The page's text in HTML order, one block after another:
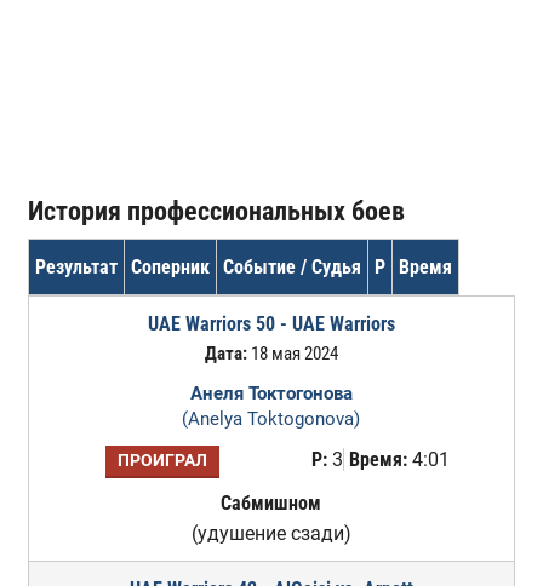
История профессиональных боев
Результат Соперник Событие / Судья Р Время
UAE Warriors 50 - UAE Warriors
Дата:18 мая 2024
Анеля Токтогонова
(Anelya Toktogonova)
ПРОИГРАЛ Р:3 Время:4:01
Сабмишном
(удушение сзади)